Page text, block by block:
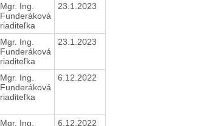
Mgr. Ing.
Funderáková
riaditeľka
23.1.2023
Mgr. Ing.
Funderáková
riaditeľka
23.1.2023
Mgr. Ing.
Funderáková
riaditeľka
6.12.2022
Mgr. Ing.
6.12.2022